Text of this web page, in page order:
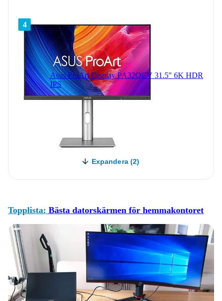
4
Asus ProArt Display PA32QCV 31.5" 6K HDR
IPS
Expandera (2)
Topplista: Bästa datorskärmen för hemmakontoret